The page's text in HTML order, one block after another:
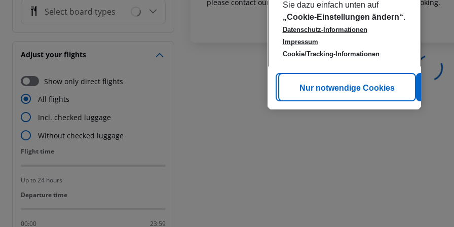
Select board types
Adjust your flights
Show only direct flights
All flights
Incl. checked luggage
Without checked luggage
Flight time
Flight time
Up to 24 hours
Departure time
Departure time
00:00 23:59
please contact our customer service before confirming your booking.
Sie dazu einfach unten auf
„Cookie-Einstellungen ändern“.
Datenschutz-Informationen
Impressum
Cookie/Tracking-Informationen
Cookie anpassen
Nur notwendige Cookies